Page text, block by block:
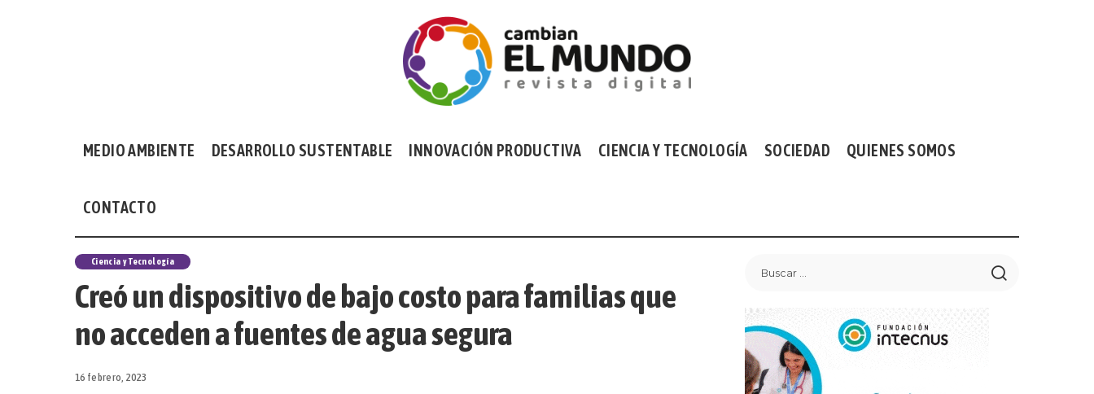
MEDIO AMBIENTE DESARROLLO SUSTENTABLE INNOVACIÓN PRODUCTIVA CIENCIA Y TECNOLOGÍA SOCIEDAD QUIENES SOMOS
CONTACTO
Ciencia y Tecnología
Creó un dispositivo de bajo costo para familias que
no acceden a fuentes de agua segura
16 febrero, 2023